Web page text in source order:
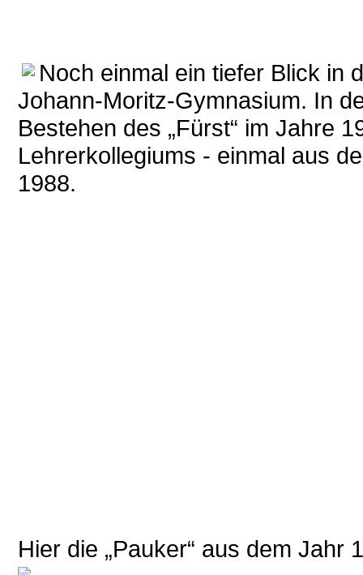
Noch einmal ein tiefer Blick in
Johann-Moritz-Gymnasium. In
Bestehen des „Fürst“ im Jahre
Lehrerkollegiums - einmal aus
1988.
Hier die „Pauker“ aus dem Jahr